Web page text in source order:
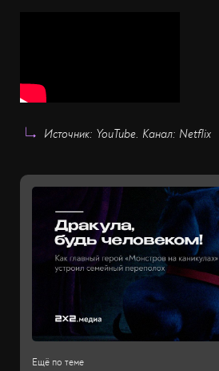
Источник: YouTube. Канал: Netflix